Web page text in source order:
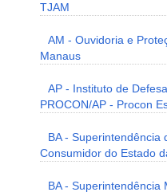
TJAM
AM - Ouvidoria e
Manaus
AP - Instituto de
PROCON/AP - Procon
BA - Superintendência
Consumidor do Estado
BA - Superintendência